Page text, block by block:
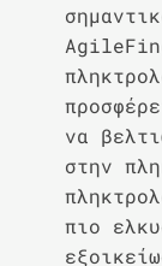
να
στην
πιο